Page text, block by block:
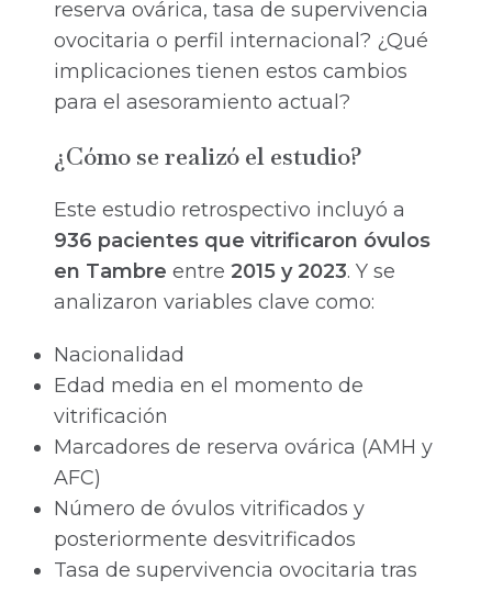
reserva ovárica, tasa de supervivencia
ovocitaria o perfil internacional? ¿Qué
implicaciones tienen estos cambios
para el asesoramiento actual?
¿Cómo se realizó el estudio?
Este estudio retrospectivo incluyó a
936 pacientes que vitrificaron óvulos
en Tambre entre 2015 y 2023. Y se
analizaron variables clave como:
Nacionalidad
Edad media en el momento de
vitrificación
Marcadores de reserva ovárica (AMH y
AFC)
Número de óvulos vitrificados y
posteriormente desvitrificados
Tasa de supervivencia ovocitaria tras